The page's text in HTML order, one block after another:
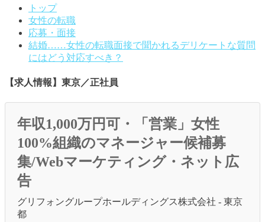
トップ
女性の転職
応募・面接
結婚……女性の転職面接で聞かれるデリケートな質問
にはどう対応すべき？
【求人情報】東京／正社員
年収1,000万円可・「営業」女性
100%組織のマネージャー候補募
集/Webマーケティング・ネット広
告
グリフォングループホールディングス株式会社 - 東京
都